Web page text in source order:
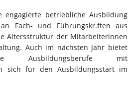
betriebliche Ausbildung
Fach- und Führungskr.ften aus
Altersstruktur der Mitarbeiterinnen
Auch im nächsten Jahr bietet
Ausbildungsberufe mit
sich für den Ausbildungsstart im